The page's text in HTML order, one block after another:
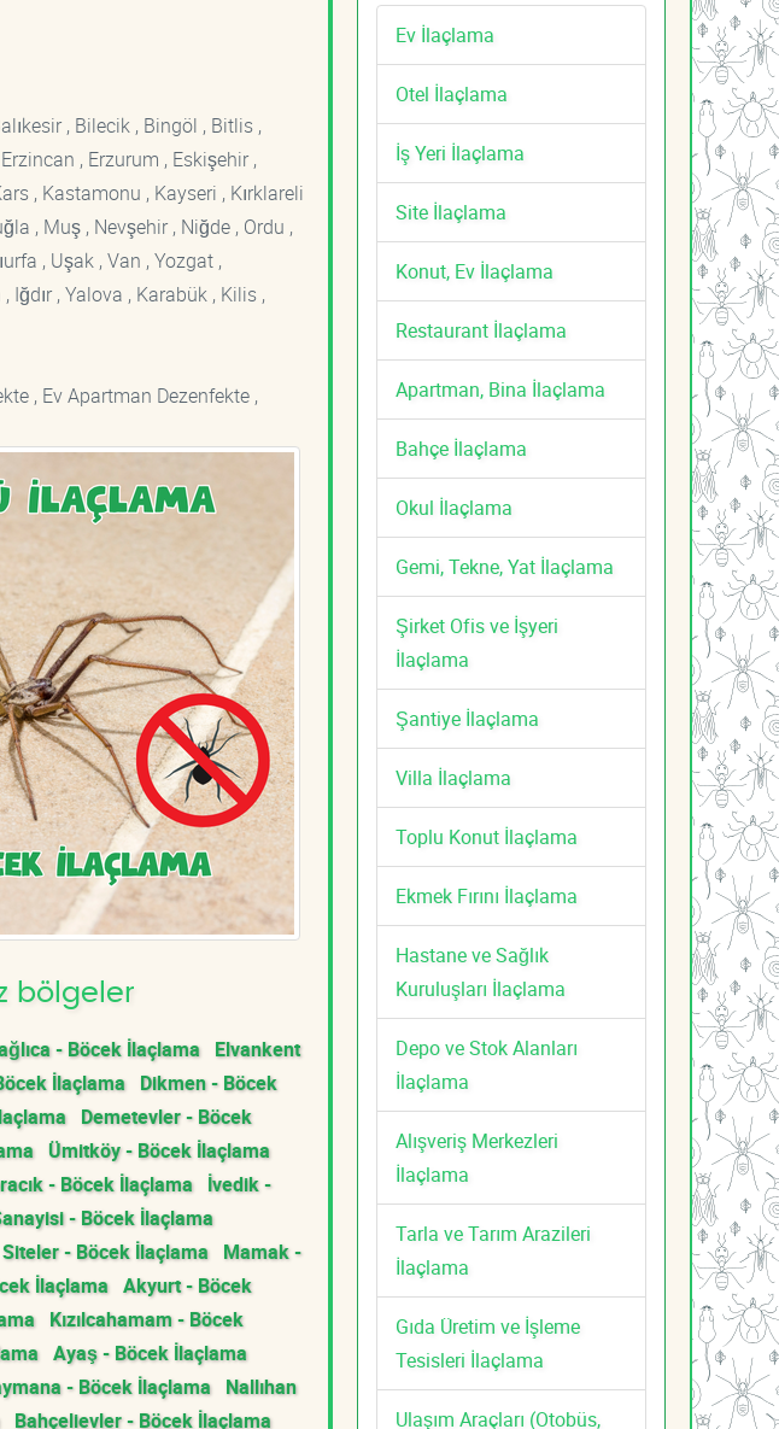
, Bilecik , Bingöl , Bitlis ,
, Erzurum , Eskişehir ,
, Kastamonu , Kayseri , Kırklareli
, Muş , Nevşehir , Niğde , Ordu ,
, Uşak , Van , Yozgat ,
Iğdır , Yalova , Karabük , Kilis ,
, Ev Apartman Dezenfekte ,
bölgeler
- Böcek İlaçlama Elvankent
İlaçlama Dikmen - Böcek
Demetevler - Böcek
Ümitköy - Böcek İlaçlama
- Böcek İlaçlama İvedik -
- Böcek İlaçlama
Siteler - Böcek İlaçlama Mamak -
İlaçlama Akyurt - Böcek
Kızılcahamam - Böcek
Ayaş - Böcek İlaçlama
- Böcek İlaçlama Nallıhan
Bahçelievler - Böcek İlaçlama
Ev İlaçlama
Otel İlaçlama
İş Yeri İlaçlama
Site İlaçlama
Konut, Ev İlaçlama
Restaurant İlaçlama
Apartman, Bina İlaçlama
Bahçe İlaçlama
Okul İlaçlama
Gemi, Tekne, Yat İlaçlama
Şirket Ofis ve İşyeri
İlaçlama
Şantiye İlaçlama
Villa İlaçlama
Toplu Konut İlaçlama
Ekmek Fırını İlaçlama
Hastane ve Sağlık
Kuruluşları İlaçlama
Depo ve Stok Alanları
İlaçlama
Alışveriş Merkezleri
İlaçlama
Tarla ve Tarım Arazileri
İlaçlama
Gıda Üretim ve İşleme
Tesisleri İlaçlama
Ulaşım Araçları (Otobüs,